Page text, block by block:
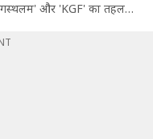
का तहलका, पार किया 1-1 करोड़ रुपये का आंकड़ा